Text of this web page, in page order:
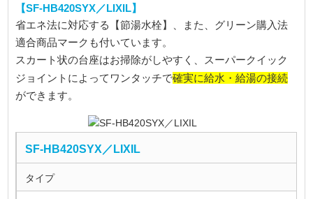
【SF-HB420SYX／LIXIL】
省エネ法に対応する【節湯水栓】、また、グリーン購入法
適合商品マークも付いています。
スカート状の台座はお掃除がしやすく、スーパークイック
ジョイントによってワンタッチで確実に給水・給湯の接続
ができます。
SF-HB420SYX／LIXIL
タイプ